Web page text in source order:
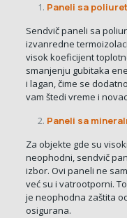
Paneli sa
Sendvič paneli sa
izvanredne
visok koeficijent
smanjenju gubitaka
i lagan, čime se
vam štedi vreme i
Paneli sa
Za objekte gde su
neophodni, sendvič
izbor. Ovi paneli ne
već su i vatrootporni.
je neophodna zaštita
osigurana.